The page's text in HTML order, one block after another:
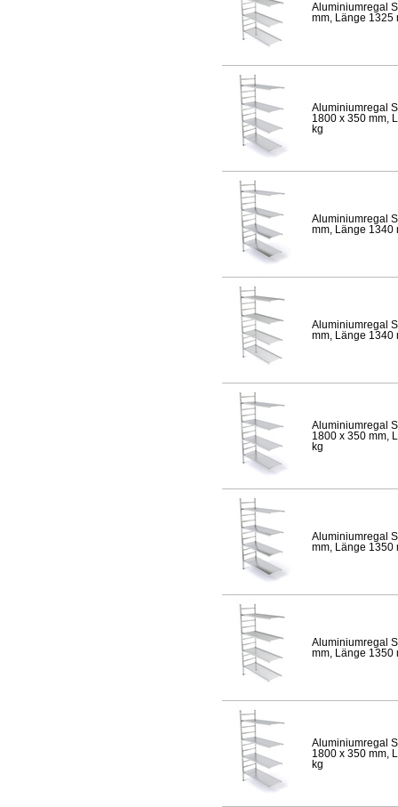
Aluminiumregal
mm, Länge 1325
Aluminiumregal
1800 x 350 mm,
kg
Aluminiumregal
mm, Länge 1340
Aluminiumregal
mm, Länge 1340
Aluminiumregal
1800 x 350 mm,
kg
Aluminiumregal
mm, Länge 1350
Aluminiumregal
mm, Länge 1350
Aluminiumregal
1800 x 350 mm,
kg